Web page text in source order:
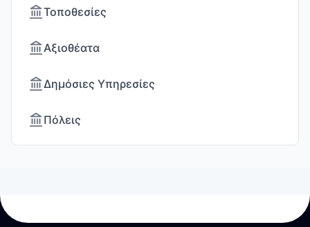
Τοποθεσίες
Αξιοθέατα
Δημόσιες Υπηρεσίες
Πόλεις